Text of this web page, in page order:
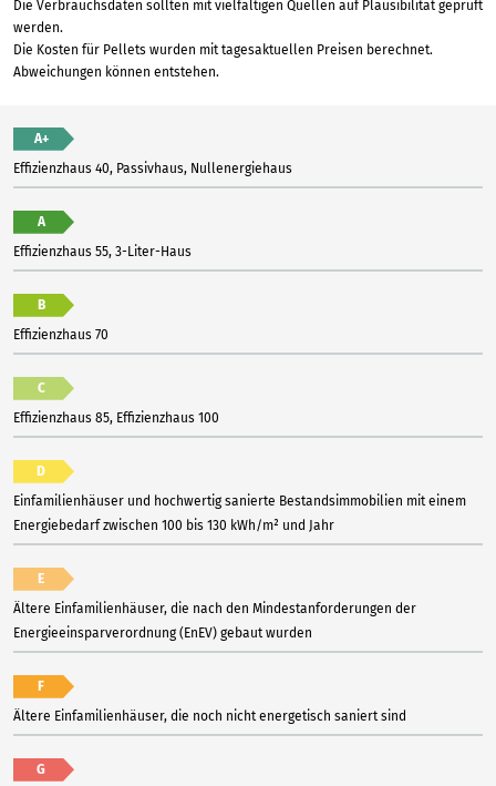
Die Verbrauchsdaten sollten mit vielfältigen Quellen auf Plausibilität geprüft
werden.
Die Kosten für Pellets wurden mit tagesaktuellen Preisen berechnet.
Abweichungen können entstehen.
A+
Effizienzhaus 40, Passivhaus, Nullenergiehaus
A
Effizienzhaus 55, 3-Liter-Haus
B
Effizienzhaus 70
C
Effizienzhaus 85, Effizienzhaus 100
D
Einfamilienhäuser und hochwertig sanierte Bestandsimmobilien mit einem
Energiebedarf zwischen 100 bis 130 kWh/m² und Jahr
E
Ältere Einfamilienhäuser, die nach den Mindestanforderungen der
Energieeinsparverordnung (EnEV) gebaut wurden
F
Ältere Einfamilienhäuser, die noch nicht energetisch saniert sind
G